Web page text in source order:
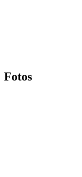
Fotos